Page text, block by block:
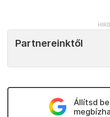
Partnereinktől
Állítsd